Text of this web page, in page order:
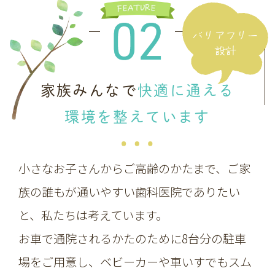
バリアフリー
設計
家族みんなで快適に通える
環境を整えています
小さなお子さんからご高齢のかたまで、ご家
族の誰もが通いやすい歯科医院でありたい
と、私たちは考えています。
お車で通院されるかたのために8台分の駐車
場をご用意し、ベビーカーや車いすでもスム